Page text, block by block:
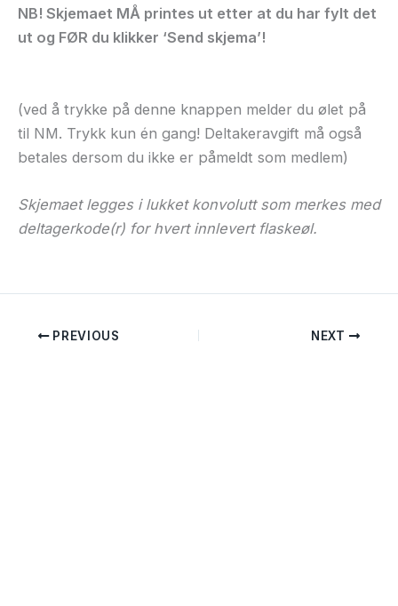
NB! Skjemaet MÅ printes ut etter at du har fylt det
ut og FØR du klikker ‘Send skjema’!
(ved å trykke på denne knappen melder du ølet på
til NM. Trykk kun én gang! Deltakeravgift må også
betales dersom du ikke er påmeldt som medlem)
Skjemaet legges i lukket konvolutt som merkes med
deltagerkode(r) for hvert innlevert flaskeøl.
PREVIOUS NEXT